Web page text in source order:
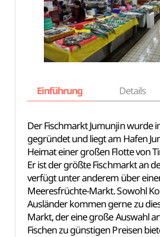
Einführung Details
Der Fischmarkt Jumunjin wurde
gegründet und liegt am Hafen
Heimat einer großen Flotte von
Er ist der größte Fischmarkt an
verfügt unter anderem über
Meeresfrüchte-Markt. Sowohl
Ausländer kommen gerne zu
Markt, der eine große Auswahl
Fischen zu günstigen Preisen